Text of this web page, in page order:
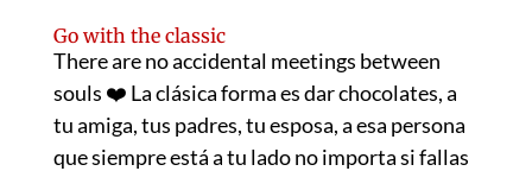
Go with the classic
There are no accidental meetings between
souls ❤️ La clásica forma es dar chocolates, a
tu amiga, tus padres, tu esposa, a esa persona
que siempre está a tu lado no importa si fallas